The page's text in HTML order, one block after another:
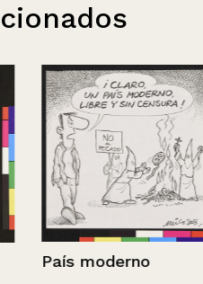
País moderno